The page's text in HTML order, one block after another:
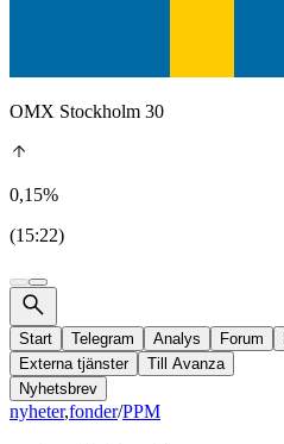
OMX Stockholm 30
0,15%
(15:22)
Start Telegram Analys Forum
Externa tjänster
Till Avanza
Nyhetsbrev
nyheter,fonder/PPM